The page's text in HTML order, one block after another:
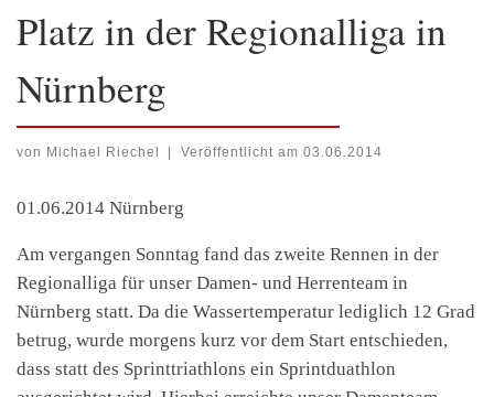
Platz in der Regionalliga in
Nürnberg
von Michael Riechel Veröffentlicht am 03.06.2014
01.06.2014 Nürnberg
Am vergangen Sonntag fand das zweite Rennen in der
Regionalliga für unser Damen- und Herrenteam in
Nürnberg statt. Da die Wassertemperatur lediglich 12 Grad
betrug, wurde morgens kurz vor dem Start entschieden,
dass statt des Sprinttriathlons ein Sprintduathlon